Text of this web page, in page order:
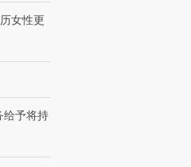
【商旅对话】华住集团
CFO：不靠规模取胜，华
女性更
给予将持